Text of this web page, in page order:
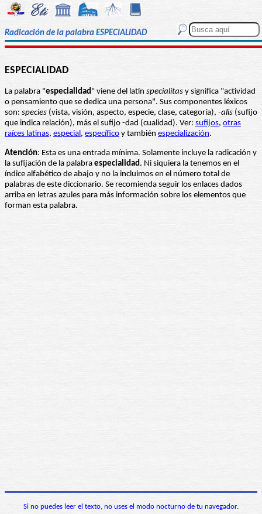
Radicación de la palabra ESPECIALIDAD
ESPECIALIDAD
La palabra "especialidad" viene del latín specialitas y significa "actividad
o pensamiento que se dedica una persona". Sus componentes léxicos
son: species (vista, visión, aspecto, especie, clase, categoría), -alis (sufijo
que indica relación), más el sufijo -dad (cualidad). Ver: sufijos, otras
raíces latinas, especial, específico y también especialización.
Atención: Esta es una entrada mínima. Solamente incluye la radicación y
la sufijación de la palabra especialidad. Ni siquiera la tenemos en el
índice alfabético de abajo y no la incluimos en el número total de
palabras de este diccionario. Se recomienda seguir los enlaces dados
arriba en letras azules para más información sobre los elementos que
forman esta palabra.
Si no puedes leer el texto, no uses el modo nocturno de tu navegador.